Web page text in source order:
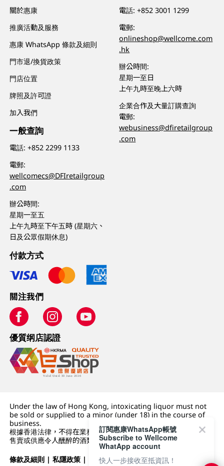
關於惠康
推廣活動及服務
惠康 WhatsApp 條款及細則
門市退/換貨政策
門店位置
牌照及許可證
加入我們
一般查詢
電話:+852 2299 1133
電郵:
wellcomecs@DFIretailgroup
.com
辦公時間:
星期一至五
上午九時至下午五時 (星期六、
日及公眾假期休息)
電話:+852 3001 1299
電郵:
onlineshop@wellcome.com
.hk
辦公時間:
星期一至日
上午九時至晚上六時
企業合作及大量訂購查詢
電郵:
webusiness@dfiretailgroup
.com
付款方式
關注我們
優質纲店認證
Under the law of Hong Kong, intoxicating liquor must not
be sold or supplied to a minor (under 18) in the course of
business.
根據香港法律，不得在業務過程中，向未成年人 (18 歲以下人士)
售賣或供應令人醺醉的酒類。
條款及細則 |私隱政策 | DFI零售集團
訂閱惠康WhatsApp帳號
Subscribe to Wellcome
WhatApp account
快人一步接收至抵資訊！